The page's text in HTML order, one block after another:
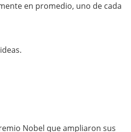
en promedio, uno de cada
Nobel que ampliaron sus